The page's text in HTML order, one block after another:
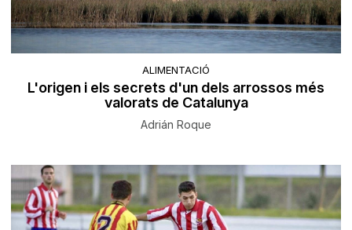
ALIMENTACIÓ
L'origen i els secrets d'un dels arrossos més
valorats de Catalunya
Adrián Roque